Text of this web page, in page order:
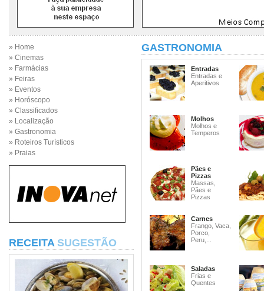
» Home
» Cinemas
» Farmácias
» Feiras
» Eventos
» Horóscopo
» Classificados
» Localização
» Gastronomia
» Roteiros Turísticos
» Praias
RECEITA SUGESTÃO
GASTRONOMIA
Entradas
Entradas e
Aperitivos
Molhos
Molhos e
Temperos
Pães e
Pizzas
Massas,
Pães e
Pizzas
Carnes
Frango, Vaca,
Porco,
Peru,...
Saladas
Frias e
Quentes